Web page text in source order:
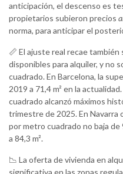
anticipación, el descenso es
propietarios subieron precios
norma, para anticipar el
📏 El ajuste real recae también
disponibles para alquiler, y no
cuadrado. En Barcelona, la
2019 a 71,4 m² en la
cuadrado alcanzó máximos
trimestre de 2025. En Navarra
por metro cuadrado no baja de
a 84,3 m².
📉 La oferta de vivienda en